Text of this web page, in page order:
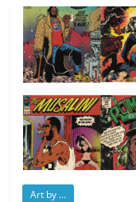
Art by ...